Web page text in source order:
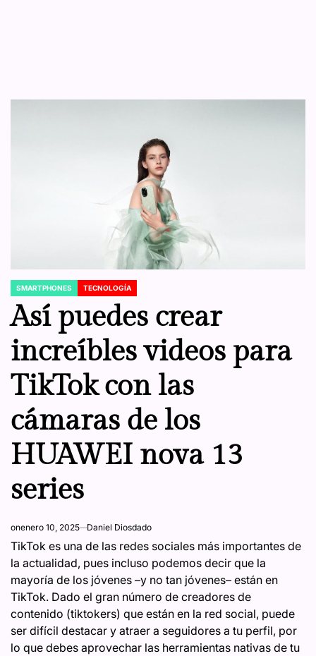
POSTED
IN
SMARTPHONES TECNOLOGÍA
Así puedes crear
increíbles videos para
TikTok con las
cámaras de los
HUAWEI nova 13
series
onenero 10, 2025 Daniel Diosdado
TikTok es una de las redes sociales más importantes de
la actualidad, pues incluso podemos decir que la
mayoría de los jóvenes –y no tan jóvenes– están en
TikTok. Dado el gran número de creadores de
contenido (tiktokers) que están en la red social, puede
ser difícil destacar y atraer a seguidores a tu perfil, por
lo que debes aprovechar las herramientas nativas de tu